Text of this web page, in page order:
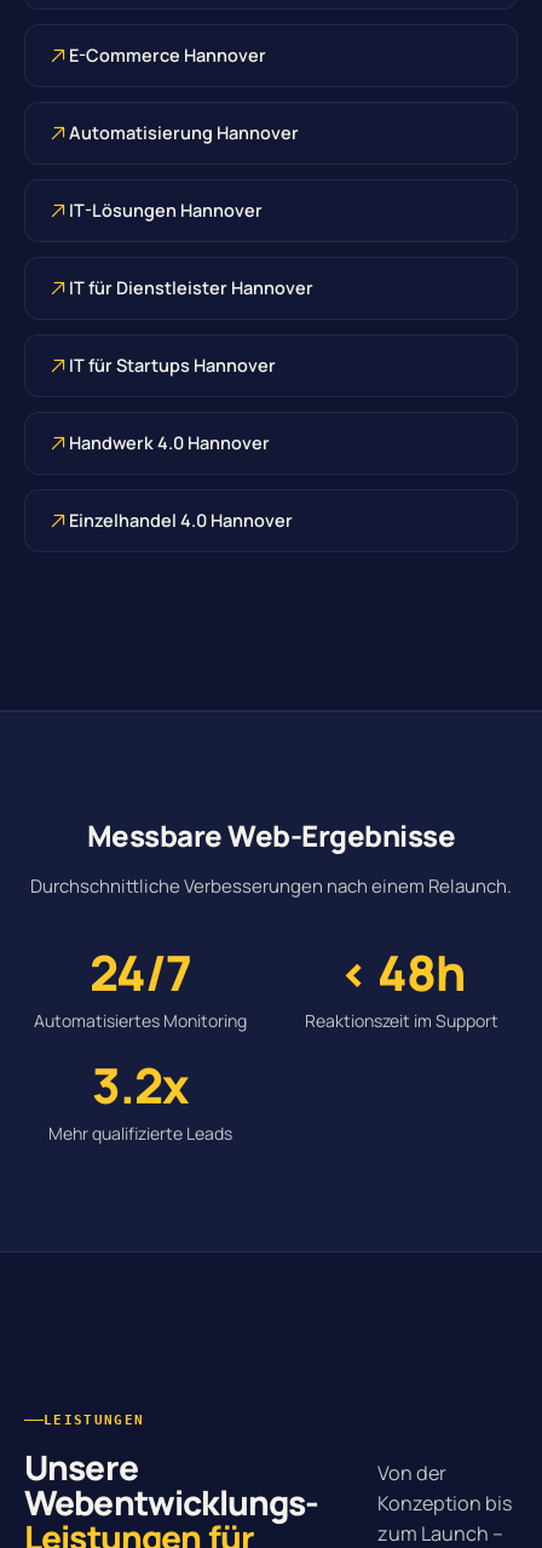
E-Commerce Hannover
Automatisierung Hannover
IT-Lösungen Hannover
IT für Dienstleister Hannover
IT für Startups Hannover
Handwerk 4.0 Hannover
Einzelhandel 4.0 Hannover
Messbare Web-Ergebnisse
Durchschnittliche Verbesserungen nach einem Relaunch.
24/7
Automatisiertes Monitoring
< 48h
Reaktionszeit im Support
3.2x
Mehr qualifizierte Leads
LEISTUNGEN
Unsere
Webentwicklungs-
Leistungen für
Von der
Konzeption bis
zum Launch –